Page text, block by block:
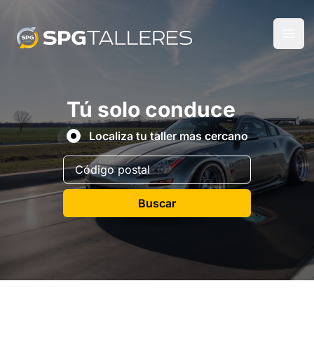
Tú solo conduce
Localiza tu taller mas cercano
Buscar